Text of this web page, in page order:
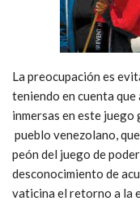
La preocupación es
teniendo en cuenta
inmersas en este
pueblo venezolano,
peón del juego de
desconocimiento de
vaticina el retorno a la